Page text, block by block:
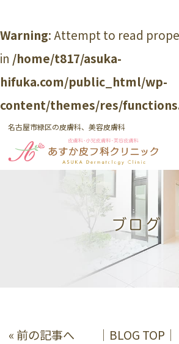
Warning: Attempt to read
in /home/t817/asuka-
hifuka.com/public_html/wp-
content/themes/res/
名古屋市緑区の皮膚科、美容皮膚科
ブログ
« 前の記事へ │BLOG TOP│